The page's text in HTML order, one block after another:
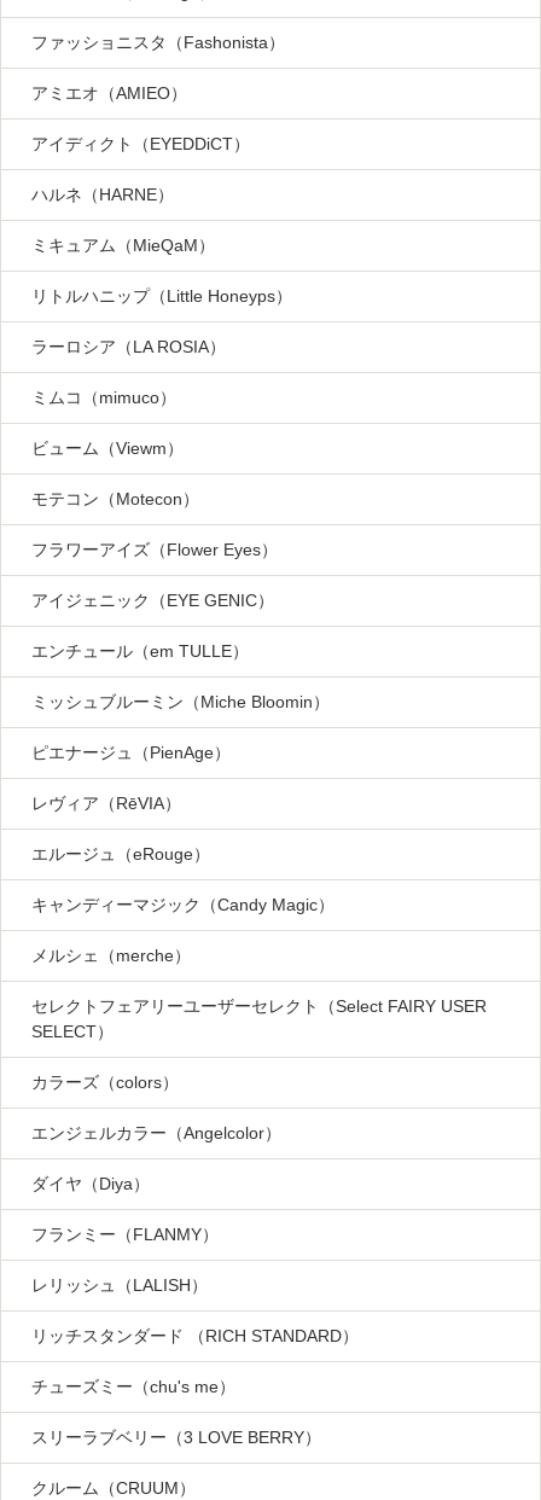
ファッショニスタ（Fashonista）
アミエオ（AMIEO）
アイディクト（EYEDDiCT）
ハルネ（HARNE）
ミキュアム（MieQaM）
リトルハニップ（Little Honeyps）
ラーロシア（LA ROSIA）
ミムコ（mimuco）
ビューム（Viewm）
モテコン（Motecon）
フラワーアイズ（Flower Eyes）
アイジェニック（EYE GENIC）
エンチュール（em TULLE）
ミッシュブルーミン（Miche Bloomin）
ピエナージュ（PienAge）
レヴィア（RēVIA）
エルージュ（eRouge）
キャンディーマジック（Candy Magic）
メルシェ（merche）
セレクトフェアリーユーザーセレクト（Select FAIRY USER
SELECT）
カラーズ（colors）
エンジェルカラー（Angelcolor）
ダイヤ（Diya）
フランミー（FLANMY）
レリッシュ（LALISH）
リッチスタンダード （RICH STANDARD）
チューズミー（chu's me）
スリーラブベリー（3 LOVE BERRY）
クルーム（CRUUM）